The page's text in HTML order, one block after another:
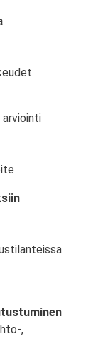
,